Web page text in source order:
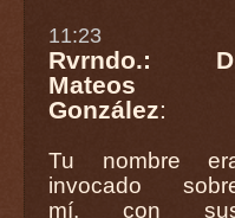
11:23
Rvrndo.:
Mateos
González:
Tu nombre
invocado
mí, con